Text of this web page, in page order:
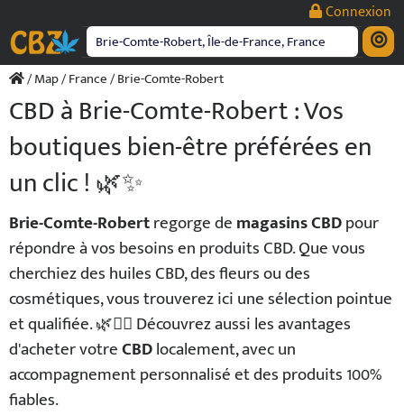
contenu
Connexion
/Map/France/ Brie-Comte-Robert
CBD à Brie-Comte-Robert : Vos
boutiques bien-être préférées en
un clic ! 🌿✨
Brie-Comte-Robertregorge demagasins CBDpour
répondre à vos besoins en produits CBD. Que vous
cherchiez des huiles CBD, des fleurs ou des
cosmétiques, vous trouverez ici une sélection pointue
et qualifiée. 🌿💆‍♂️ Découvrez aussi les avantages
d'acheter votreCBDlocalement, avec un
accompagnement personnalisé et des produits 100%
fiables.